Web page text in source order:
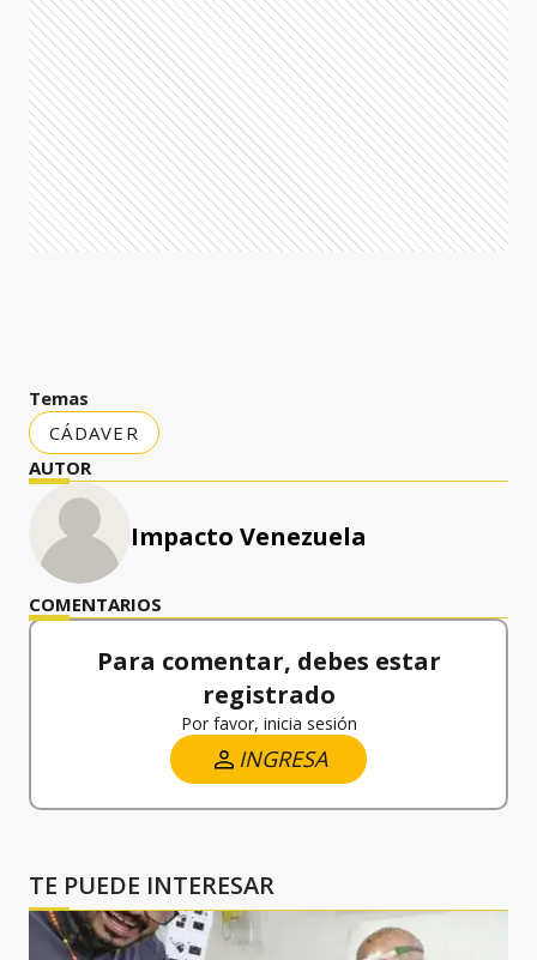
Temas
CÁDAVER
AUTOR
Impacto Venezuela
COMENTARIOS
Para comentar, debes estar
registrado
Por favor, inicia sesión
INGRESA
TE PUEDE INTERESAR